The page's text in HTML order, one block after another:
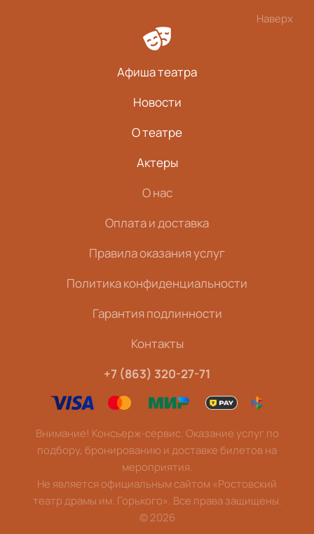
Наверх
Афиша театра
Новости
О театре
Актеры
О нас
Оплата и доставка
Правила оказания услуг
Политика конфиденциальности
Гарантия подлинности
Контакты
+7 (863) 320-27-71
Внимание! Консьерж-сервис. Оказание услуг по
подбору, бронированию и доставке билетов на
мероприятия.
Не является официальным сайтом «Ростовский
театр драмы им. Горького». Все права защищены.
©2026